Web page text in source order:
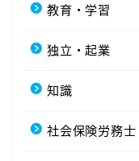
教育・学習
独立・起業
知識
社会保険労務士